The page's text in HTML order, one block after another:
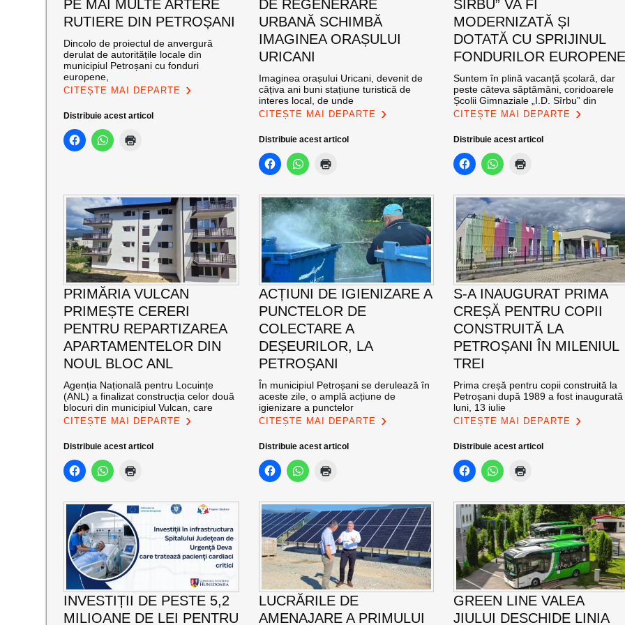
PE MAI MULTE ARTERE
RUTIERE DIN PETROȘANI
Dincolo de proiectul de anvergură
derulat de autoritățile locale din
municipiul Petroșani cu fonduri
europene,
CITEȘTE MAI DEPARTE
Distribuie acest articol
DE REGENERARE
URBANĂ SCHIMBĂ
IMAGINEA ORAȘULUI
URICANI
Imaginea orașului Uricani, devenit de
câțiva ani buni stațiune turistică de
interes local, de unde
CITEȘTE MAI DEPARTE
Distribuie acest articol
SÎRBU” VA FI
MODERNIZATĂ ȘI
DOTATĂ CU SPRIJINUL
FONDURILOR
Suntem în plină vacanță școlară, dar
peste câteva săptămâni, coridoarele
Școlii Gimnaziale „I.D. Sîrbu” din
CITEȘTE MAI DEPARTE
Distribuie acest articol
PRIMĂRIA VULCAN
PRIMEȘTE CERERI
PENTRU REPARTIZAREA
APARTAMENTELOR DIN
NOUL BLOC ANL
Agenția Națională pentru Locuințe
(ANL) a finalizat construcția celor două
blocuri din municipiul Vulcan, care
CITEȘTE MAI DEPARTE
Distribuie acest articol
ACȚIUNI DE IGIENIZARE A
PUNCTELOR DE
COLECTARE A
DEȘEURILOR, LA
PETROȘANI
În municipiul Petroșani se derulează în
aceste zile, o amplă acțiune de
igienizare a punctelor
CITEȘTE MAI DEPARTE
Distribuie acest articol
S-A INAUGURAT PRIMA
CREȘĂ PENTRU COPII
CONSTRUITĂ LA
PETROȘANI ÎN MILENIUL
TREI
Prima creșă pentru copii construită la
Petroșani după 1989 a fost inaugurată
luni, 13 iulie
CITEȘTE MAI DEPARTE
Distribuie acest articol
INVESTIȚII DE PESTE 5,2
MILIOANE DE LEI PENTRU
LUCRĂRILE DE
AMENAJARE A PRIMULUI
GREEN LINE VALEA
JIULUI DESCHIDE LINIA